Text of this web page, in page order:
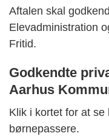
Aftalen skal
Elevadministration
Fritid.
Godkendte
Aarhus
Klik i kortet for at
børnepassere.